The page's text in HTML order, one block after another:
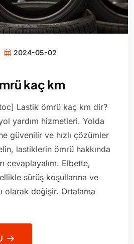
2024-05-02
kaç km
Lastik ömrü kaç km dir?
yardım hizmetleri. Yolda
güvenilir ve hızlı çözümler
lastiklerin ömrü hakkında
cevaplayalım. Elbette,
sürüş koşullarına ve
olarak değişir. Ortalama